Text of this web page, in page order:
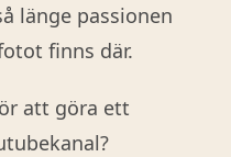
länge passionen
finns där.
att göra ett